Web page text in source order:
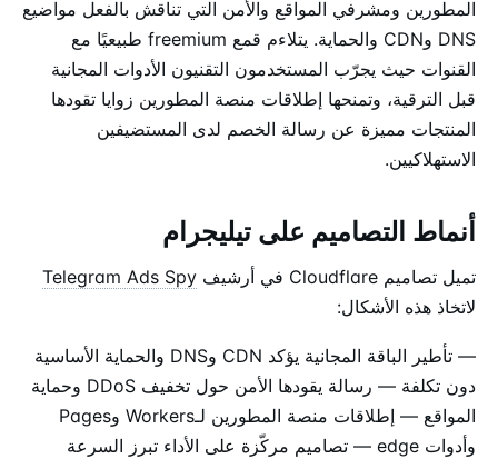
المطورين ومشرفي المواقع والأمن التي تناقش بالفعل مواضيع
DNS وCDN والحماية. يتلاءم قمع freemium طبيعيًا مع
القنوات حيث يجرّب المستخدمون التقنيون الأدوات المجانية
قبل الترقية، وتمنحها إطلاقات منصة المطورين زوايا تقودها
المنتجات مميزة عن رسالة الخصم لدى المستضيفين
الاستهلاكيين.
أنماط التصاميم على تيليجرام
تميل تصاميم Cloudflare في أرشيف
Telegram Ads Spy
لاتخاذ هذه الأشكال:
— تأطير الباقة المجانية يؤكد CDN وDNS والحماية الأساسية
دون تكلفة — رسالة يقودها الأمن حول تخفيف DDoS وحماية
المواقع — إطلاقات منصة المطورين لـWorkers وPages
وأدوات edge — تصاميم مركّزة على الأداء تبرز السرعة